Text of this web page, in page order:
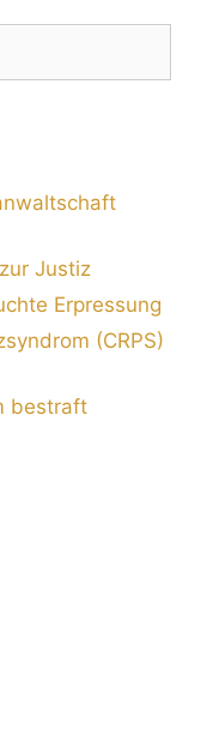
Justiz
Erpressung
(CRPS)
bestraft